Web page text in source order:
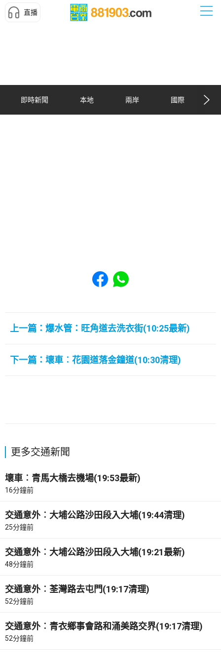
直播
即時新聞 本地 兩岸 國際
Share to Facebook
Share to WhatsApp
上一篇：爆水管：旺角道去洗衣街(10:25最新)
下一篇：壞車︰花園道落金鐘道(10:30清理)
更多交通新聞
壞車︰青馬大橋去機場(19:53最新)
16分鐘前
交通意外︰大埔公路沙田段入大埔(19:44清理)
25分鐘前
交通意外︰大埔公路沙田段入大埔(19:21最新)
48分鐘前
交通意外︰荃灣路去屯門(19:17清理)
52分鐘前
交通意外︰青衣鄉事會路和涌美路交界(19:17清理)
52分鐘前